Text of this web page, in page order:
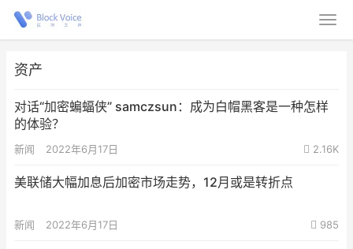
资产
对话“加密蝙蝠侠” samczsun：成为白帽黑客是一种怎样
的体验？
新闻 2022年6月17日 2.16K
美联储大幅加息后加密市场走势，12月或是转折点
新闻 2022年6月17日 985